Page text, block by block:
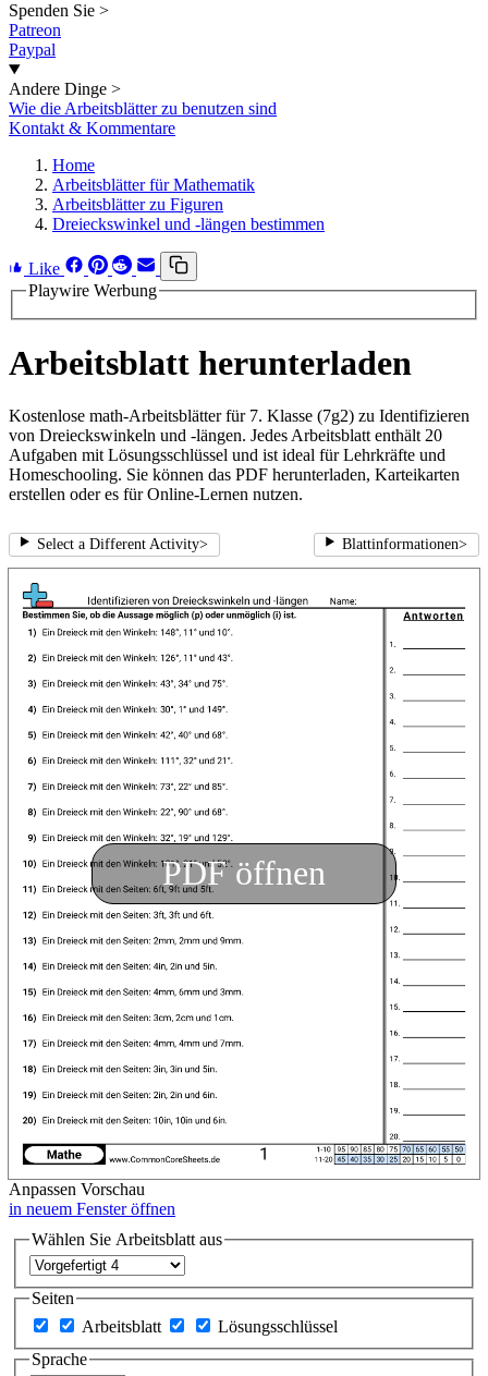
Spenden Sie >
Patreon
Paypal
Andere Dinge >
Wie die Arbeitsblätter zu benutzen sind
Kontakt & Kommentare
Home
Arbeitsblätter für Mathematik
Arbeitsblätter zu Figuren
Dreieckswinkel und -längen bestimmen
Like
Playwire Werbung
Arbeitsblatt herunterladen
Kostenlose math-Arbeitsblätter für 7. Klasse (7g2) zu Identifizieren
von Dreieckswinkeln und -längen. Jedes Arbeitsblatt enthält 20
Aufgaben mit Lösungsschlüssel und ist ideal für Lehrkräfte und
Homeschooling. Sie können das PDF herunterladen, Karteikarten
erstellen oder es für Online-Lernen nutzen.
Select a Different Activity> Blattinformationen>
PDF öffnen
Anpassen Vorschau
in neuem Fenster öffnen
Wählen Sie Arbeitsblatt aus
Seiten
Arbeitsblatt
Lösungsschlüssel
Sprache